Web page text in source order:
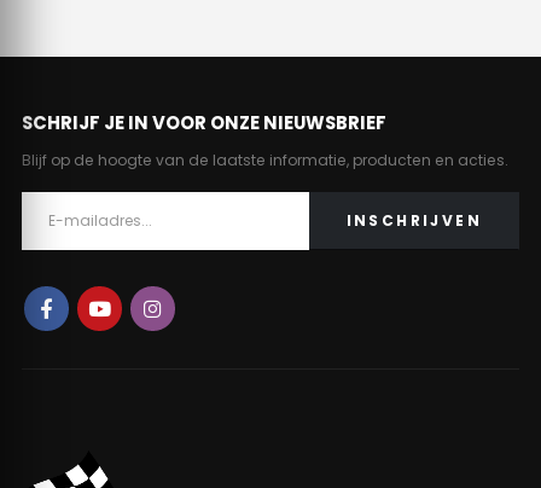
SCHRIJF JE IN VOOR ONZE NIEUWSBRIEF
Blijf op de hoogte van de laatste informatie, producten en acties.